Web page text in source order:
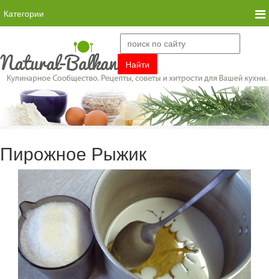
Категории
Пирожное Рыжик